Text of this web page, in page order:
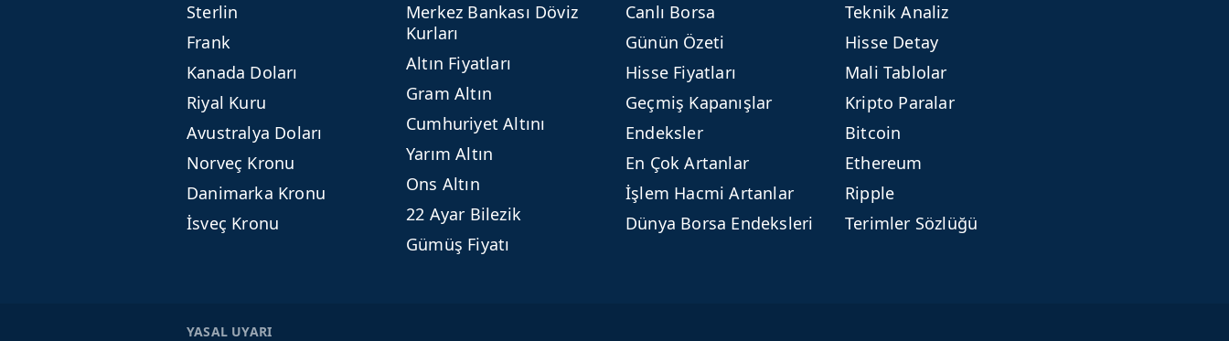
Sterlin
Frank
Kanada Doları
Riyal Kuru
Avustralya Doları
Norveç Kronu
Danimarka Kronu
İsveç Kronu
Merkez Bankası Döviz
Kurları
Altın Fiyatları
Gram Altın
Cumhuriyet Altını
Yarım Altın
Ons Altın
22 Ayar Bilezik
Gümüş Fiyatı
Canlı Borsa
Günün Özeti
Hisse Fiyatları
Geçmiş Kapanışlar
Endeksler
En Çok Artanlar
İşlem Hacmi Artanlar
Dünya Borsa Endeksleri
Teknik Analiz
Hisse Detay
Mali Tablolar
Kripto Paralar
Bitcoin
Ethereum
Ripple
Terimler Sözlüğü
YASAL UYARI